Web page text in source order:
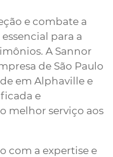
e combate a
para a
A Sannor
de São Paulo
em Alphaville e
e
melhor serviço aos
com a expertise e